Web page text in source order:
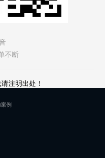
不断
注明出处！
案例